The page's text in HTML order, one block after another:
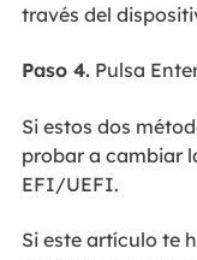
través del
Paso 4.Pulsa
Si estos dos
probar a cambiar
EFI/UEFI.
Si este artículo te